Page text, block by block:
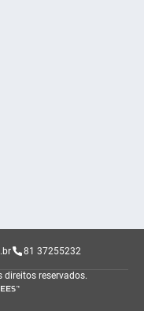
81 37255232
direitos reservados.